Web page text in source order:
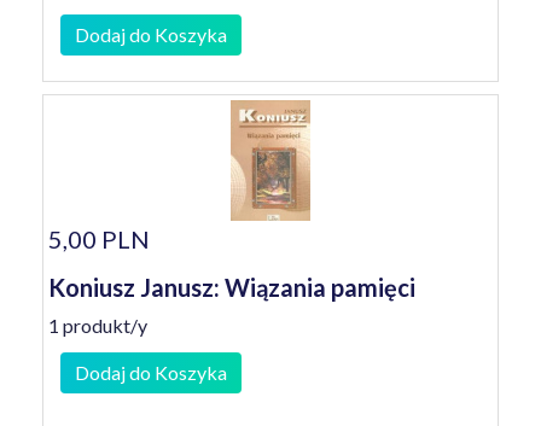
Dodaj do Koszyka
5,00 PLN
Koniusz Janusz: Wiązania pamięci
1 produkt/y
Dodaj do Koszyka